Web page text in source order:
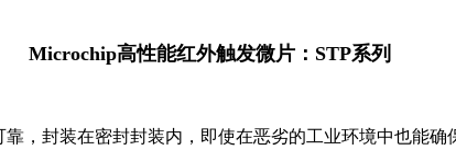
Microchip高性能红外触发微片： STP系列
，封装在密封封装内，即使在恶劣的工业环境中也能